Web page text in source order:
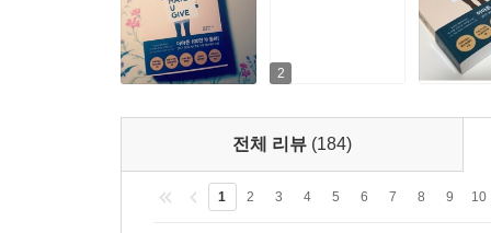
2
전체 리뷰 (184)
1 2 3 4 5 6 7 8 9 10